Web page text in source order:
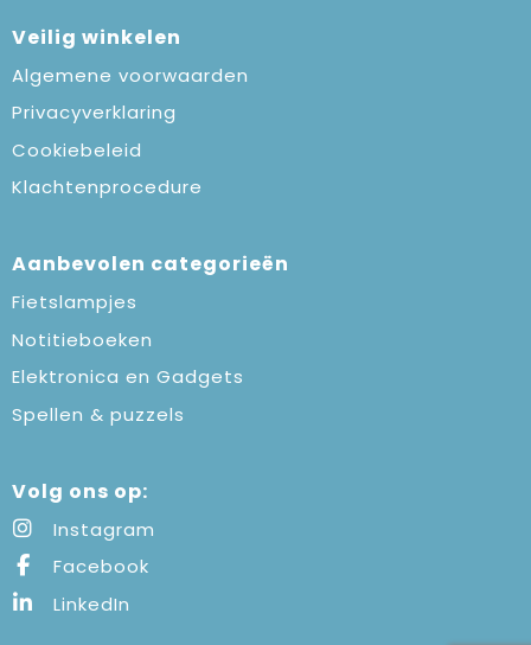
Veilig winkelen
Algemene voorwaarden
Privacyverklaring
Cookiebeleid
Klachtenprocedure
Aanbevolen categorieën
Fietslampjes
Notitieboeken
Elektronica en Gadgets
Spellen & puzzels
Volg ons op:
Instagram
Facebook
LinkedIn